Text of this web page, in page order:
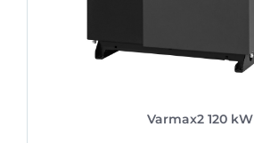
Varmax2 120 kW